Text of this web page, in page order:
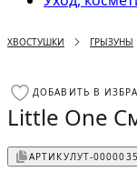
ХВОСТУШКИ ГРЫЗУНЫ
ДОБАВИТЬ В
Little One
АРТИКУЛУТ-